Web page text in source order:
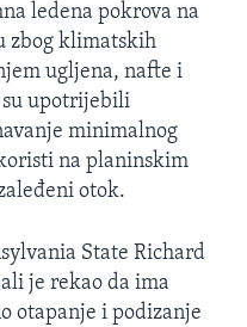
ledena pokrova na
zbog klimatskih
ugljena, nafte i
upotrijebili
minimalnog
na planinskim
otok.
State Richard
je rekao da ima
otapanje i podizanje